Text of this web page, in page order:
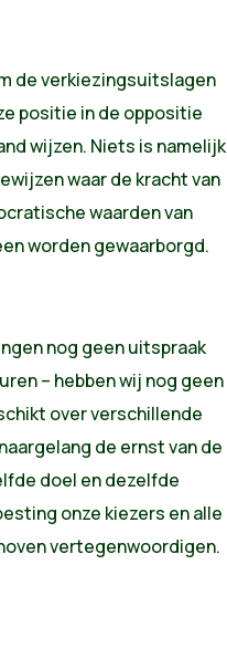
de verkiezingsuitslagen
positie in de oppositie
wijzen. Niets is namelijk
waar de kracht van
waarden van
worden gewaarborgd.
nog geen uitspraak
– hebben wij nog geen
over verschillende
de ernst van de
doel en dezelfde
onze kiezers en alle
vertegenwoordigen.